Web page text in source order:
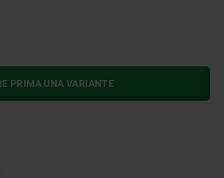
PRIMA UNA VARIANTE